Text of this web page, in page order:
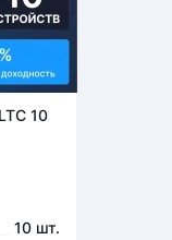
10
10 шт.